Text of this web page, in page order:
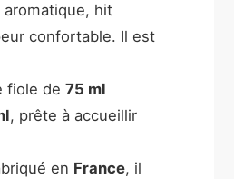
hit
confortable. Il est
fiole de75 ml
, prête à accueillir
en France, il